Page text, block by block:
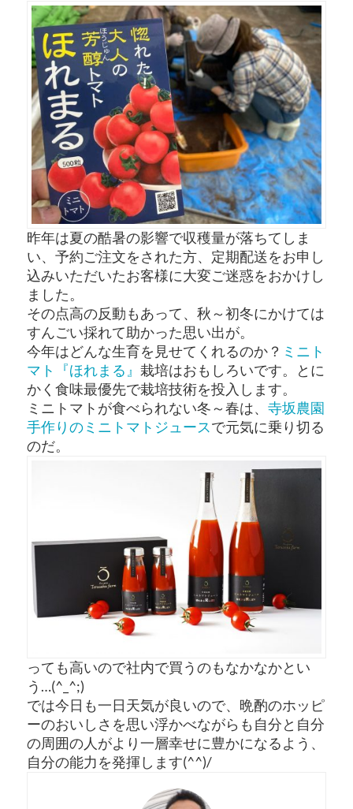
昨年は夏の酷暑の影響で収穫量が落ちてしま
い、予約ご注文をされた方、定期配送をお申し
込みいただいたお客様に大変ご迷惑をおかけし
ました。
その点高の反動もあって、秋～初冬にかけては
すんごい採れて助かった思い出が。
今年はどんな生育を見せてくれるのか？ ミニト
マト『ほれまる』 栽培はおもしろいです。とに
かく食味最優先で栽培技術を投入します。
ミニトマトが食べられない冬～春は、 寺坂農園
手作りのミニトマトジュースで元気に乗り切る
のだ。
っても高いので社内で買うのもなかなかとい
う…(^_^;)
では今日も一日天気が良いので、晩酌のホッピ
ーのおいしさを思い浮かべながらも自分と自分
の周囲の人がより一層幸せに豊かになるよう、
自分の能力を発揮します(^^)/